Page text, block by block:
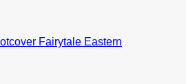
Fairytale Eastern